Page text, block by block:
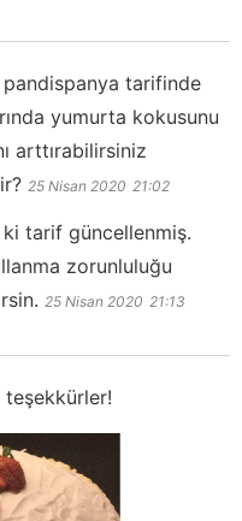
pandispanya tarifinde
yumurta kokusunu
arttırabilirsiniz
25 Nisan 2020 21:02
tarif güncellenmiş.
zorunluluğu
25 Nisan 2020 21:13
teşekkürler!